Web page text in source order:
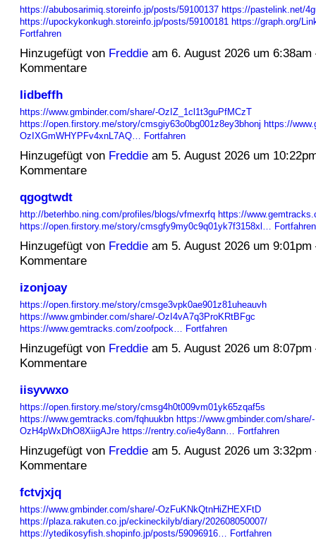
https://abubosarimiq.storeinfo.jp/posts/59100137 https://pastelink.net/
https://upockykonkugh.storeinfo.jp/posts/59100181 https://graph.org/
Fortfahren
Hinzugefügt von Freddieam 6. August 2026 um
Kommentare
lidbeffh
https://www.gmbinder.com/share/-OzIZ_1cl1t3guPfMCzT
https://open.firstory.me/story/cmsgiy63o0bg001z8ey3bhonj https://
OzIXGmWHYPFv4xnL7AQ…
Fortfahren
Hinzugefügt von Freddieam 5. August 2026 um
Kommentare
qgogtwdt
http://beterhbo.ning.com/profiles/blogs/vfmexrfq https://
https://open.firstory.me/story/cmsgfy9my0c9q01yk7f3158xl…
Fortfahren
Hinzugefügt von Freddieam 5. August 2026 um
Kommentare
izonjoay
https://open.firstory.me/story/cmsge3vpk0ae901z81uheauvh
https://www.gmbinder.com/share/-OzI4vA7q3ProKRtBFgc
https://www.gemtracks.com/zoofpock…
Fortfahren
Hinzugefügt von Freddieam 5. August 2026 um
Kommentare
iisyvwxo
https://open.firstory.me/story/cmsg4h0t009vm01yk65zqaf5s
https://www.gemtracks.com/fqhuukbn https://www.gmbinder.com/share/-
OzH4pWxDhO8XiigAJre https://rentry.co/ie4y8ann… Fortfahren
Hinzugefügt von Freddieam 5. August 2026 um
Kommentare
fctvjxjq
https://www.gmbinder.com/share/-OzFuKNkQtnHiZHEXFtD
https://plaza.rakuten.co.jp/eckineckilyb/diary/202608050007/
https://ytedikosyfish.shopinfo.jp/posts/59096916…
Fortfahren